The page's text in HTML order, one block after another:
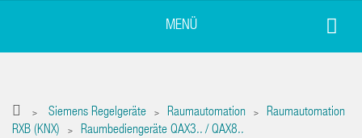
MENÜ
> Siemens Regelgeräte > Raumautomation >
Raumautomation
RXB (KNX)
>
Raumbediengeräte QAX3.. / QAX8..